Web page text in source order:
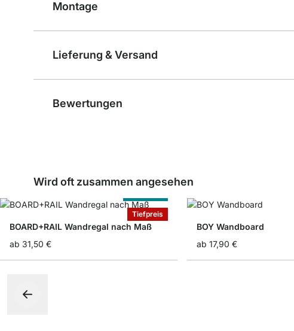
Montage
Lieferung & Versand
Bewertungen
Wird oft zusammen angesehen
Tiefpreis
BOARD+RAIL Wandregal nach Maß
ab 31,50 €
BOY Wandboard
ab 17,90 €